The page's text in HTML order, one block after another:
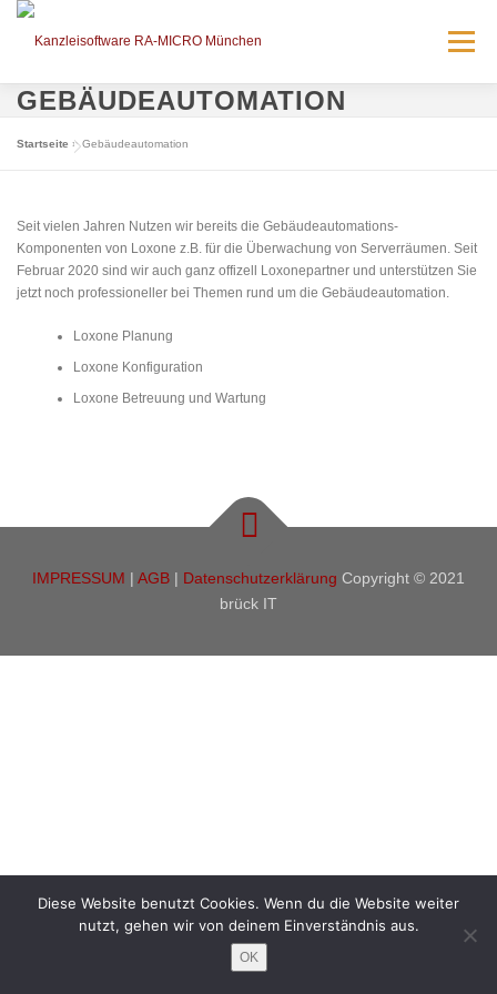
Zum
Menü
RA-MICRO – EMPFEHLEN! KARRIERE
GEBÄUDEAUTOMATION
Startseite »Gebäudeautomation
Seit vielen Jahren Nutzen wir bereits die Gebäudeautomations-
Komponenten von Loxone z.B. für die Überwachung von Serverräumen. Seit
Februar 2020 sind wir auch ganz offizell Loxonepartner und unterstützen Sie
jetzt noch professioneller bei Themen rund um die Gebäudeautomation.
Loxone Planung
Loxone Konfiguration
Loxone Betreuung und Wartung
IMPRESSUM | AGB | Datenschutzerklärung Copyright © 2021
brück IT
Diese Website benutzt Cookies. Wenn du die Website weiter
nutzt, gehen wir von deinem Einverständnis aus.
OK